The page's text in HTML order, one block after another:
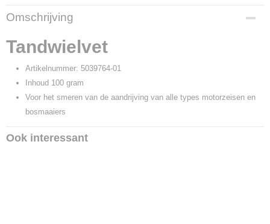
Productcode
3370
EAN code
7391883038215
Productcode leverancier
Omschrijving
Tandwielvet
Artikelnummer: 5039764-01
Inhoud 100 gram
Voor het smeren van de aandrijving van alle types motorzeisen en
bosmaaiers
Ook interessant